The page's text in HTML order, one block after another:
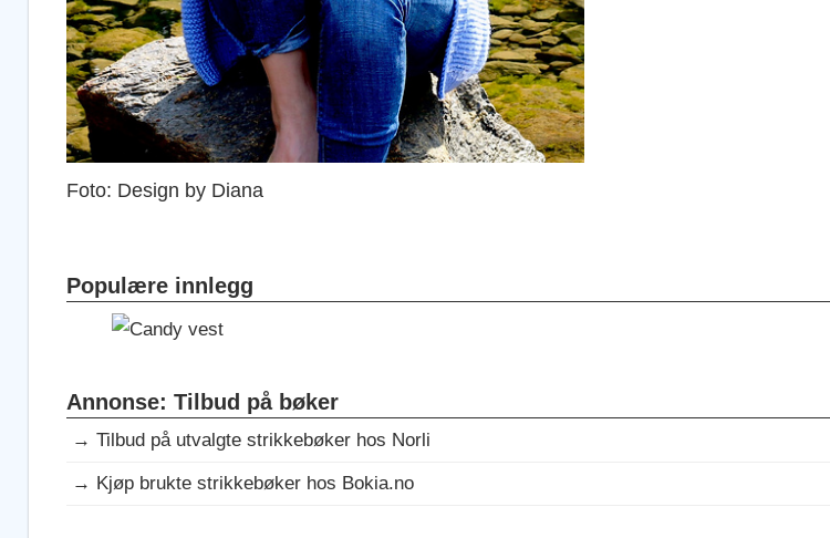
Foto: Design by Diana
Populære innlegg
Annonse: Tilbud på bøker
→ Tilbud på utvalgte strikkebøker hos Norli
→ Kjøp brukte strikkebøker hos Bokia.no